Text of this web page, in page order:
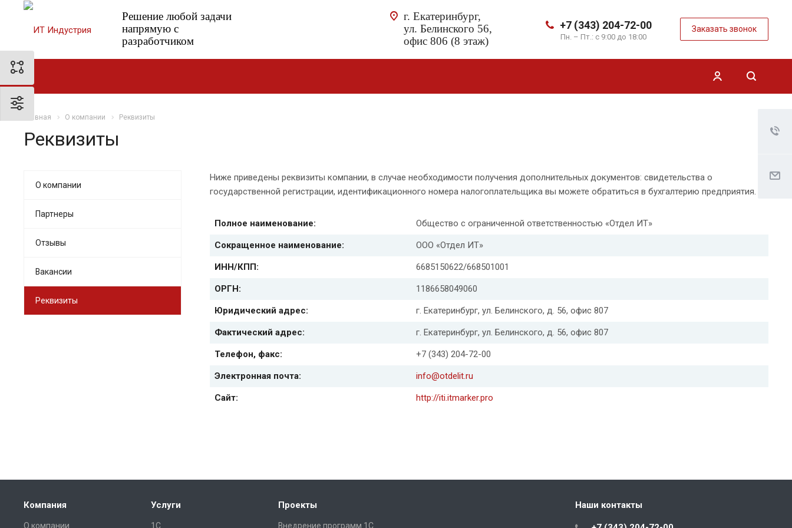
Решение любой задачи
напрямую с
разработчиком
+7 (343) 204-72-00
Пн. – Пт.: с 9:00 до 18:00
Заказать звонок
г. Екатеринбург,
ул. Белинского 56,
офис 806 (8 этаж)
Главная О компании Реквизиты
Реквизиты
Ниже приведены реквизиты компании, в случае необходимости получения дополнительных документов: свидетельства о
государственной регистрации, идентификационного номера налогоплательщика вы можете обратиться в бухгалтерию предприятия.
Полное наименование: Общество с ограниченной ответственностью «Отдел ИТ»
Сокращенное наименование: ООО «Отдел ИТ»
ИНН/КПП: 6685150622/668501001
ОРГН: 1186658049060
Юридический адрес: г. Екатеринбург, ул. Белинского, д. 56, офис 807
Фактический адрес: г. Екатеринбург, ул. Белинского, д. 56, офис 807
Телефон, факс: +7 (343) 204-72-00
Электронная почта: info@otdelit.ru
Сайт: http://iti.itmarker.pro
О компании
Партнеры
Отзывы
Вакансии
Реквизиты
Компания
О компании
Услуги
1С
Проекты
Внедрение программ 1С
Наши контакты